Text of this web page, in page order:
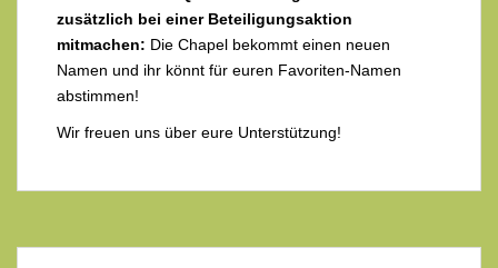
zusätzlich bei einer Beteiligungsaktion
mitmachen: Die Chapel bekommt einen neuen
Namen und ihr könnt für euren Favoriten-Namen
abstimmen!
Wir freuen uns über eure Unterstützung!